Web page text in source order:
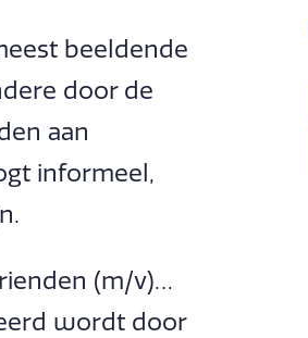
beeldende
door de
aan
informeel,
(m/v)…
wordt door